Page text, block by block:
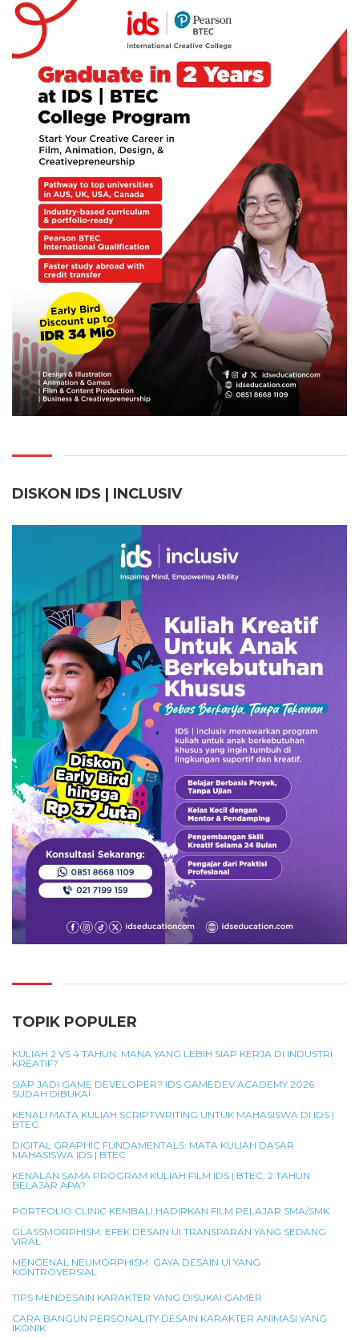
DISKON IDS | INCLUSIV
TOPIK POPULER
KULIAH 2 VS 4 TAHUN: MANA YANG LEBIH SIAP KERJA DI INDUSTRI
KREATIF?
SIAP JADI GAME DEVELOPER? IDS GAMEDEV ACADEMY 2026
SUDAH DIBUKA!
KENALI MATA KULIAH SCRIPTWRITING UNTUK MAHASISWA DI IDS |
BTEC
DIGITAL GRAPHIC FUNDAMENTALS: MATA KULIAH DASAR
MAHASISWA IDS | BTEC
KENALAN SAMA PROGRAM KULIAH FILM IDS | BTEC, 2 TAHUN
BELAJAR APA?
PORTFOLIO CLINIC KEMBALI HADIRKAN FILM PELAJAR SMA/SMK
GLASSMORPHISM: EFEK DESAIN UI TRANSPARAN YANG SEDANG
VIRAL
MENGENAL NEUMORPHISM: GAYA DESAIN UI YANG
KONTROVERSIAL
TIPS MENDESAIN KARAKTER YANG DISUKAI GAMER
CARA BANGUN PERSONALITY DESAIN KARAKTER ANIMASI YANG
IKONIK